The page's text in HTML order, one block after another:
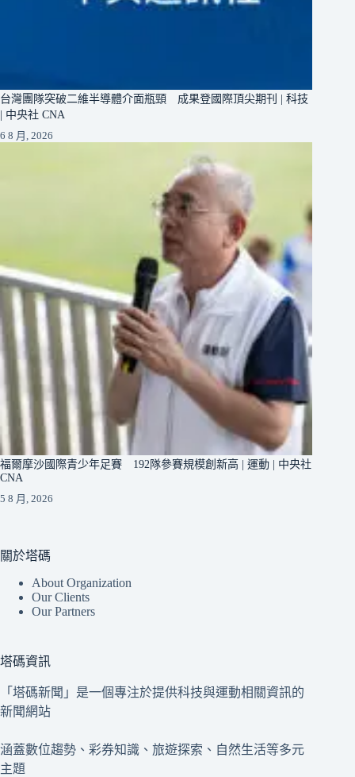
台灣團隊突破二維半導體介面瓶頸 成果登國際頂尖期刊 | 科技
| 中央社 CNA
6 8 月, 2026
福爾摩沙國際青少年足賽 192隊參賽規模創新高 | 運動 | 中央社
CNA
5 8 月, 2026
關於塔碼
About Organization
Our Clients
Our Partners
塔碼資訊
「塔碼新聞」是一個專注於提供科技與運動相關資訊的
新聞網站
涵蓋數位趨勢、彩券知識、旅遊探索、自然生活等多元
主題